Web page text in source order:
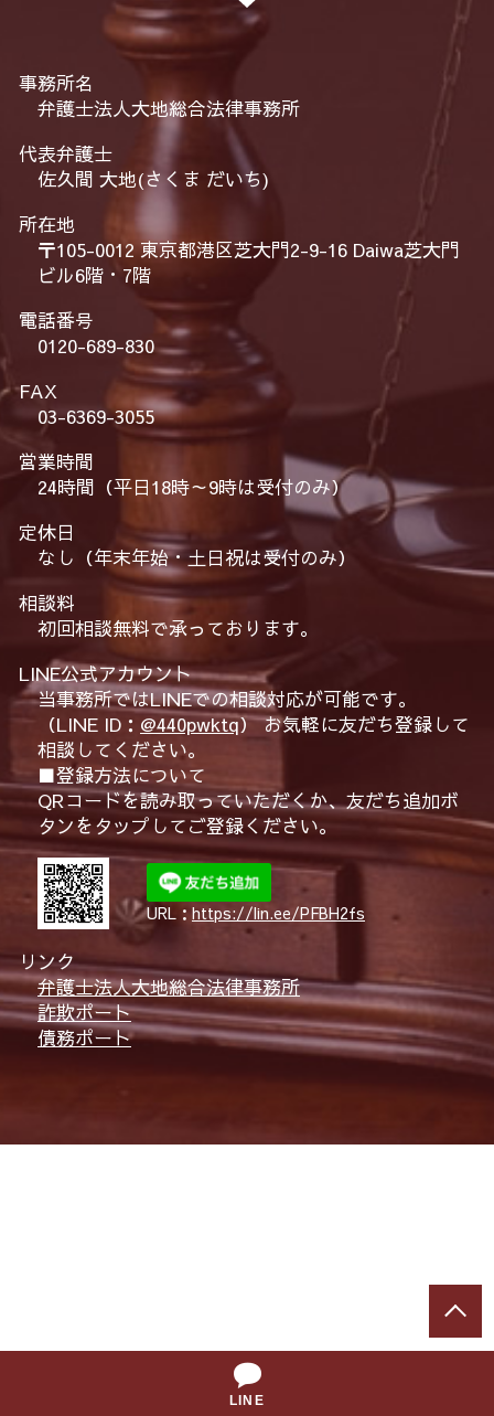
事務所名
弁護士法人大地総合法律事務所
代表弁護士
佐久間 大地(さくま だいち)
所在地
〒105-0012 東京都港区芝大門2-9-16 Daiwa芝大門
ビル6階・7階
電話番号
0120-689-830
FAX
03-6369-3055
営業時間
24時間（平日18時～9時は受付のみ）
定休日
なし（年末年始・土日祝は受付のみ）
相談料
初回相談無料で承っております。
LINE公式アカウント
当事務所ではLINEでの相談対応が可能です。
（LINE ID： @440pwktq） お気軽に友だち登録して
相談してください。
■登録方法について
QRコードを読み取っていただくか、友だち追加ボ
タンをタップしてご登録ください。
URL： https://lin.ee/PFBH2fs
リンク
弁護士法人大地総合法律事務所
詐欺ポート
債務ポート